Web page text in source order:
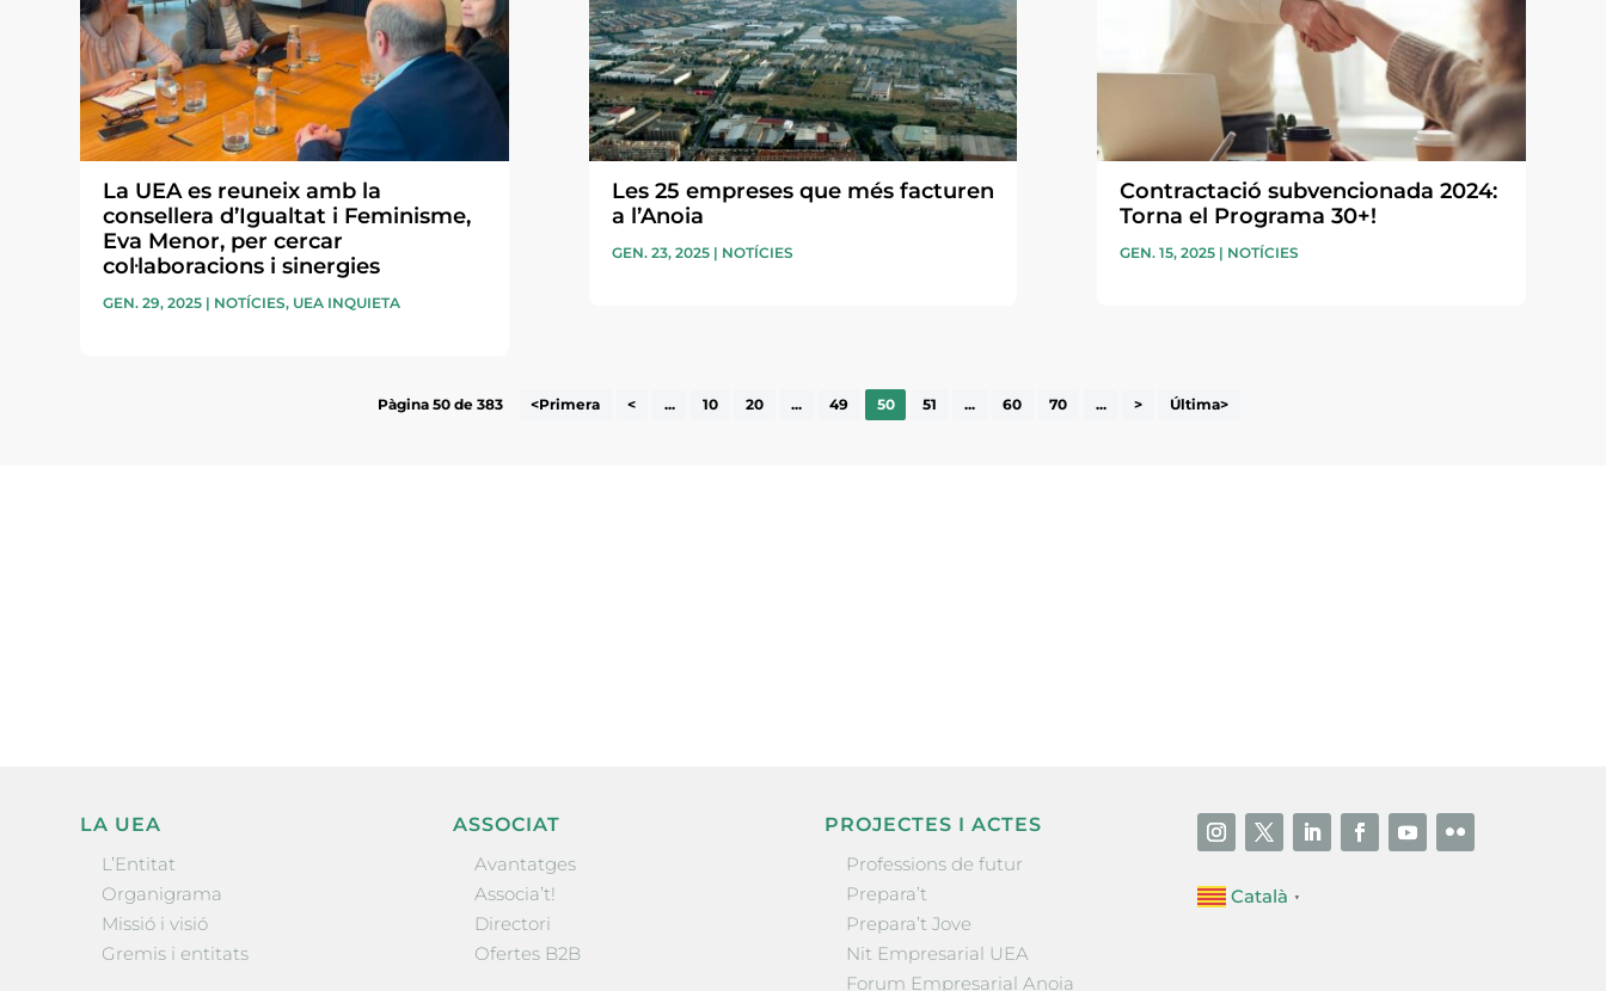
La UEA es reuneix amb la
consellera d’Igualtat i Feminisme,
Eva Menor, per cercar
col·laboracions i sinergies
GEN. 29, 2025 | NOTÍCIES, UEA INQUIETA
Les 25 empreses que més facturen
a l’Anoia
GEN. 23, 2025| NOTÍCIES
Contractació subvencionada 2024:
Torna el Programa 30+!
GEN. 15, 2025| NOTÍCIES
Pàgina 50 de 383 <Primera < ... 10 20 ... 49 50 51 ... 60 70 ... > Última>
LA UEA
L’Entitat
Organigrama
Missió i visió
Gremis i entitats
ASSOCIAT
Avantatges
Associa’t!
Directori
Ofertes B2B
PROJECTES I ACTES
Professions de futur
Prepara’t
Prepara’t Jove
Nit Empresarial UEA
Forum Empresarial Anoia
Català ▼